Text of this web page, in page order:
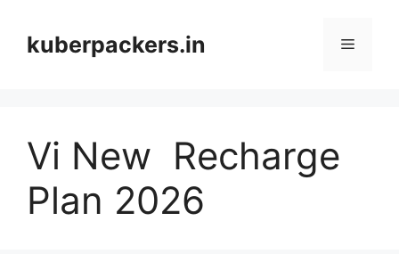
contentkuberpackers.in Menu
Vi New Recharge
Plan 2026